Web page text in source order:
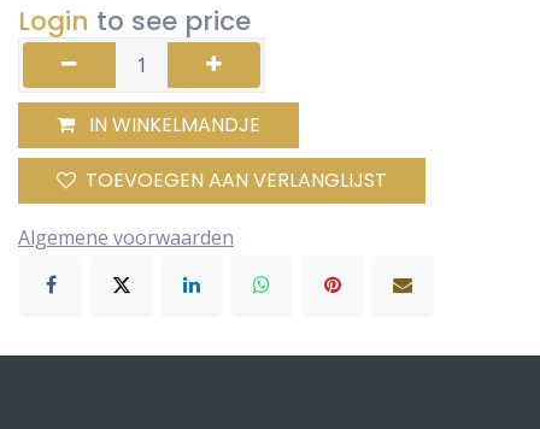
Login to see price
IN WINKELMANDJE
TOEVOEGEN AAN VERLANGLIJST
Algemene voorwaarden